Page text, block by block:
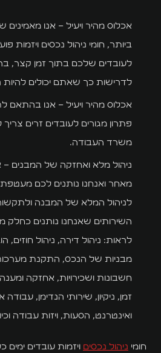
אכלוס מהיר ויעיל – אנו
ביותר, חומי ניהול נכסים
לעובדים שלכם בתוך זמן קצר,
לדרישות כך שאתם יכולים להיות
אכלוס מהיר ויעיל – אנו
פתרון מגורים לעובדים זרים
משרד העבודה.
ניהול מלא ואחזקה של המבנים –
מאחר ואנחנו נותנים לכם
לניהול המלא של המבנה
השירותים שאנחנו נותנים כחלק
לראות: ניהול דירה, ניהול חוזים,
מבניות של הנכס, התקנת
חשבונות ושכירויות, אחזקה
זמן, ניקיון, שירותי הנדימן,
ואינטרנט, הסעות, ויזות עבודה
חומי ניהול נכסים ויזמות עובדים